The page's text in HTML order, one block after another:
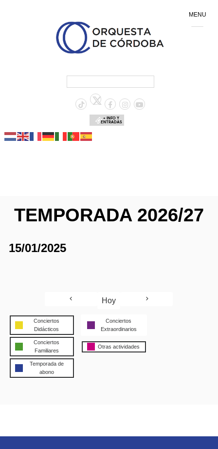
+ INFO Y
ENTRADAS
TEMPORADA 2026/27
15/01/2025
Hoy
Conciertos
Didácticos
Conciertos
Extraordinarios
Conciertos
Familiares
Otras actividades
Temporada de
abono
MENU